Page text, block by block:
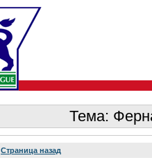
Тема:
Страница назад